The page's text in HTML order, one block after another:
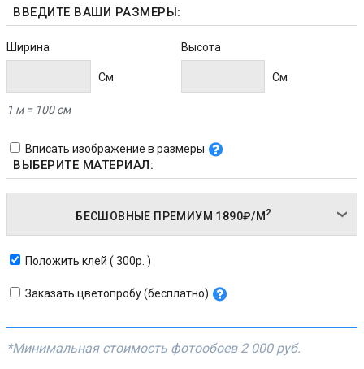
ВВЕДИТЕ ВАШИ РАЗМЕРЫ:
Ширина
Cм
Высота
Cм
1 м = 100 см
Вписать изображение в размеры
ВЫБЕРИТЕ МАТЕРИАЛ:
БЕСШОВНЫЕ ПРЕМИУМ 1890₽/М 2
Положить клей ( 300р. )
Заказать цветопробу (бесплатно)
*Минимальная стоимость фотообоев 2 000 руб.